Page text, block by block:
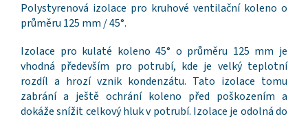
Polystyrenová izolace pro kruhové ventilační koleno o
průměru 125 mm / 45°.
Izolace pro kulaté koleno 45° o průměru 125 mm je
vhodná především pro potrubí, kde je velký teplotní
rozdíl a hrozí vznik kondenzátu. Tato izolace tomu
zabrání a ještě ochrání koleno před poškozením a
dokáže snížit celkový hluk v potrubí. Izolace je odolná do